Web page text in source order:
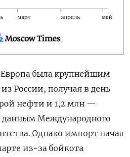
была крупнейшим
России, получая в день
нефти и 1,2 млн —
данным Международного
Однако импорт начал
из-за бойкота